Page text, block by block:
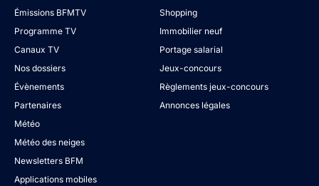
Émissions BFMTV
Programme TV
Canaux TV
Nos dossiers
Évènements
Partenaires
Météo
Météo des neiges
Newsletters BFM
Applications mobiles
Shopping
Immobilier neuf
Portage salarial
Jeux-concours
Règlements jeux-concours
Annonces légales